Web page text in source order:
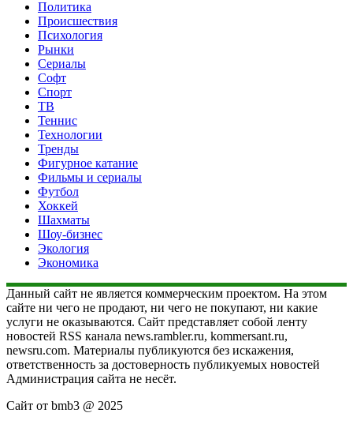
Политика
Происшествия
Психология
Рынки
Сериалы
Софт
Спорт
ТВ
Теннис
Технологии
Тренды
Фигурное катание
Фильмы и сериалы
Футбол
Хоккей
Шахматы
Шоу-бизнес
Экология
Экономика
Данный сайт не является коммерческим проектом. На этом
сайте ни чего не продают, ни чего не покупают, ни какие
услуги не оказываются. Сайт представляет собой ленту
новостей RSS канала news.rambler.ru, kommersant.ru,
newsru.com. Материалы публикуются без искажения,
ответственность за достоверность публикуемых новостей
Администрация сайта не несёт.
Сайт от bmb3 @ 2025